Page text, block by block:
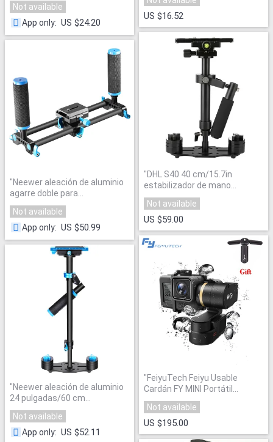
para Nikon para Sony Cámara
Not available
App only: US $24.20
"Neewer aleación de aluminio
agarre doble para
Canon/Nikon/Sony/Olympus/F
ujifilm/zhiyun feiyu 3 eje
handheldgimbal estabilizador
Not available
App only: US $50.99
"Neewer aleación de aluminio
24 pulgadas/60 cm
estabilizador 1/4 3/8 pulgadas
tornillo rápido del zapato para
Canon Nikon sony"
Not available
App only: US $52.11
mango titular flash bracket
para Canon Sony DSLR
Cámara"
US $16.52
"DHL S40 40 cm/15.7in
estabilizador de mano
profesional steadicam para
videocámara cámara digital
Canon Nikon Sony DSLR
Not available
US $59.00
"FeiyuTech Feiyu Usable
Cardán FY MINI Portátil
Estabilizador"
Not available
US $195.00